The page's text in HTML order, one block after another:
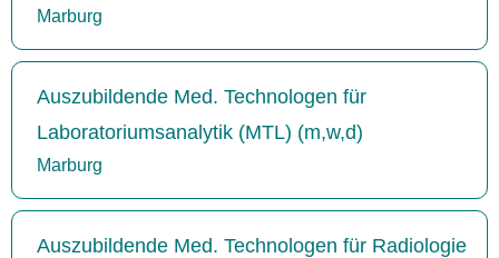
Marburg
Auszubildende Med. Technologen für
Laboratoriumsanalytik (MTL) (m,w,d)
Marburg
Auszubildende Med. Technologen für Radiologie